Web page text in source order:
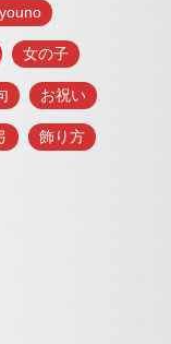
女の子
お祝い
飾り方